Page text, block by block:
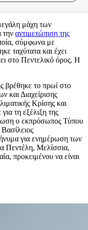
μάχη των
την αντιμετώπιση της
σύμφωνα με
ταχύτατα και έχει
στο Πεντελικό όρος. Η
βρέθηκε το πρωί στο
και Διαχείρισης
Κρίσης και
τη εξέλιξη της
ο εκπρόσωπος Τύπου
για ενημέρωση των
Πεντέλη, Μελίσσια,
προκειμένου να είναι